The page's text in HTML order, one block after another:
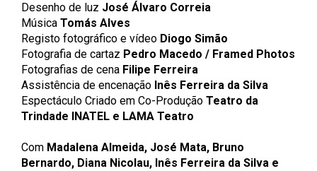
Desenho de luz José Álvaro Correia
Música Tomás Alves
Registo fotográfico e vídeo Diogo Simão
Fotografia de cartaz Pedro Macedo / Framed Photos
Fotografias de cena Filipe Ferreira
Assistência de encenação Inês Ferreira da Silva
Espectáculo Criado em Co-Produção Teatro da
Trindade INATEL e LAMA Teatro
Com Madalena Almeida, José Mata, Bruno
Bernardo, Diana Nicolau, Inês Ferreira da Silva e